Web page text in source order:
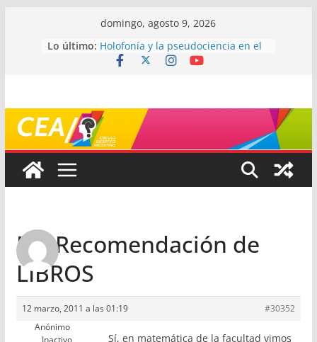
domingo, agosto 9, 2026
Lo último: Holofonía y la pseudociencia en el
audio
Mayéutica (o cómo debatir sin
terminar a los golpes)
Somos menos capaces de lo que
Re: Recomendación de
LIBROS
12 marzo, 2011 a las 01:19
#30352
Anónimo
Inactivo
Sí, en matemática de la facultad vimos